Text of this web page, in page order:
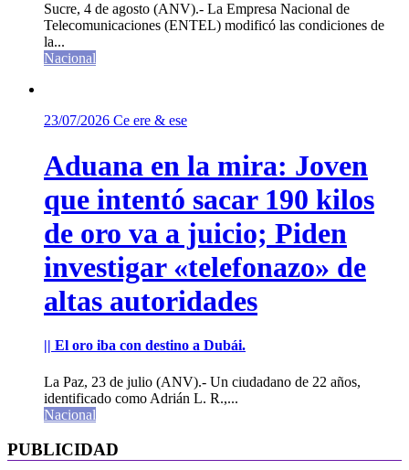
Sucre, 4 de agosto (ANV).- La Empresa Nacional de
Telecomunicaciones (ENTEL) modificó las condiciones de
la...
Nacional
23/07/2026 Ce ere & ese
Aduana en la mira: Joven
que intentó sacar 190 kilos
de oro va a juicio; Piden
investigar «telefonazo» de
altas autoridades
|| El oro iba con destino a Dubái.
La Paz, 23 de julio (ANV).- Un ciudadano de 22 años,
identificado como Adrián L. R.,...
Nacional
PUBLICIDAD